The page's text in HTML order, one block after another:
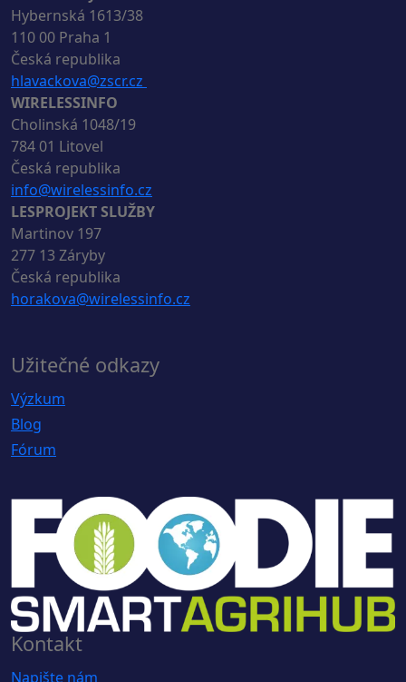
Hybernská 1613/38
110 00 Praha 1
Česká republika
hlavackova@zscr.cz
WIRELESSINFO
Cholinská 1048/19
784 01 Litovel
Česká republika
info@wirelessinfo.cz
LESPROJEKT SLUŽBY
Martinov 197
277 13 Záryby
Česká republika
horakova@wirelessinfo.cz
Užitečné odkazy
Výzkum
Blog
Fórum
Kontakt
Napište nám